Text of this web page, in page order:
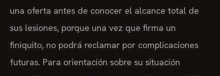
una oferta antes de conocer el alcance total de
sus lesiones, porque una vez que firma un
finiquito, no podrá reclamar por complicaciones
futuras. Para orientación sobre su situación